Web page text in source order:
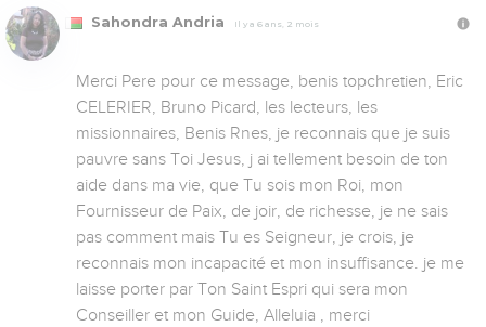
Sahondra Andria Il y a 6 ans, 2 mois
Merci Pere pour ce message, benis topchretien, Eric
CELERIER, Bruno Picard, les lecteurs, les
missionnaires, Benis Rnes, je reconnais que je suis
pauvre sans Toi Jesus, j ai tellement besoin de ton
aide dans ma vie, que Tu sois mon Roi, mon
Fournisseur de Paix, de joir, de richesse, je ne sais
pas comment mais Tu es Seigneur, je crois, je
reconnais mon incapacité et mon insuffisance. je me
laisse porter par Ton Saint Espri qui sera mon
Conseiller et mon Guide, Alleluia , merci